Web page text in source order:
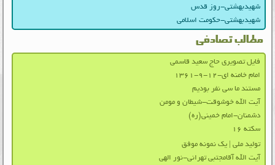
شهیدبهشتی-روز قدس
شهیدبهشتی-حکومت اسلامی
مطالب تصادفی
فایل تصویری حاج سعید قاسمی
امام خامنه ای-۱۲-۹-۱۳۶۱
مستند ما سی نفر بودیم
آیت الله خوشوقت-شیطان و مومن
دشمنان-امام خمینی(ره)
سکته ۱۶
تولید ملی | یك نمونه موفق
آیت الله آقامجتبی تهرانی-نور الهی